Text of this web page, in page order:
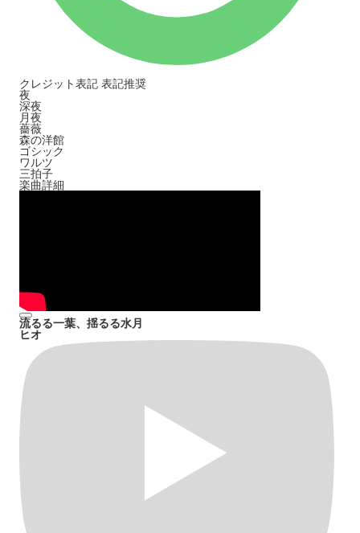
クレジット表記 表記推奨
夜
深夜
月夜
薔薇
森の洋館
ゴシック
ワルツ
三拍子
楽曲詳細
流るる一葉、揺るる水月
ヒオ